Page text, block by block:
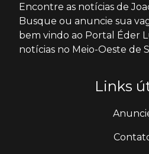
Encontre as notícias de
Busque ou anuncie sua
bem vindo ao Portal Éder
notícias no Meio-Oeste de
Links